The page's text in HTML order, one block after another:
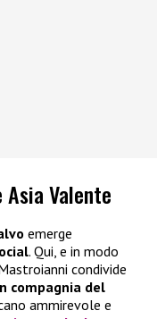
Valente
emerge
. Qui, e in modo
condivide
compagnia del
ammirevole e